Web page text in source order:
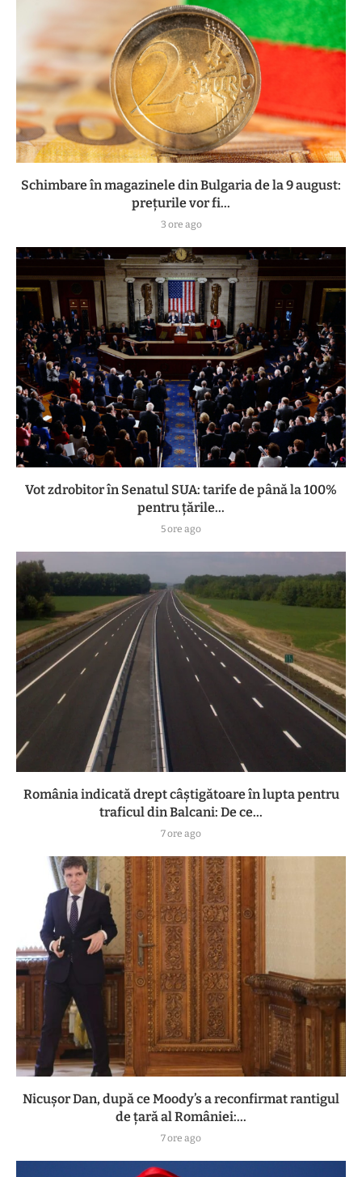
Schimbare în magazinele din Bulgaria de la 9 august:
prețurile vor fi...
3 ore ago
Vot zdrobitor în Senatul SUA: tarife de până la 100%
pentru țările...
5 ore ago
România indicată drept câștigătoare în lupta pentru
traficul din Balcani: De ce...
7 ore ago
Nicușor Dan, după ce Moody’s a reconfirmat rantigul
de țară al României:...
7 ore ago